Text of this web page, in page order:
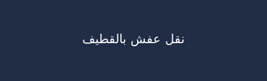
نقل عفش بالقطيف